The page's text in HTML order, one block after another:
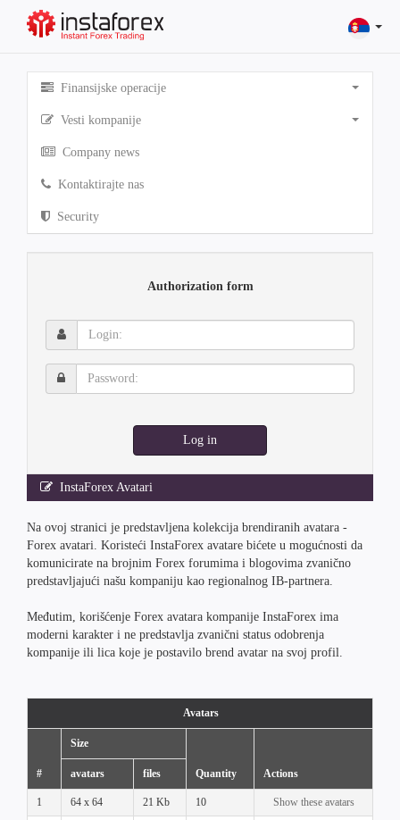
Finansijske operacije
Vesti kompanije
Company news
Kontaktirajte nas
Security
Authorization form
Login:
Password:
Log in
InstaForex Avatari
Na ovoj stranici je predstavljena kolekcija brendiranih avatara -
Forex avatari. Koristeći InstaForex avatare bićete u mogućnosti da
komunicirate na brojnim Forex forumima i blogovima zvanično
predstavljajući našu kompaniju kao regionalnog IB-partnera.
Međutim, korišćenje Forex avatara kompanije InstaForex ima
moderni karakter i ne predstavlja zvanični status odobrenja
kompanije ili lica koje je postavilo brend avatar na svoj profil.
Avatars
#
Size
Quantity Actions
avatars files
1 64 x 64 21 Kb 10 Show these avatars